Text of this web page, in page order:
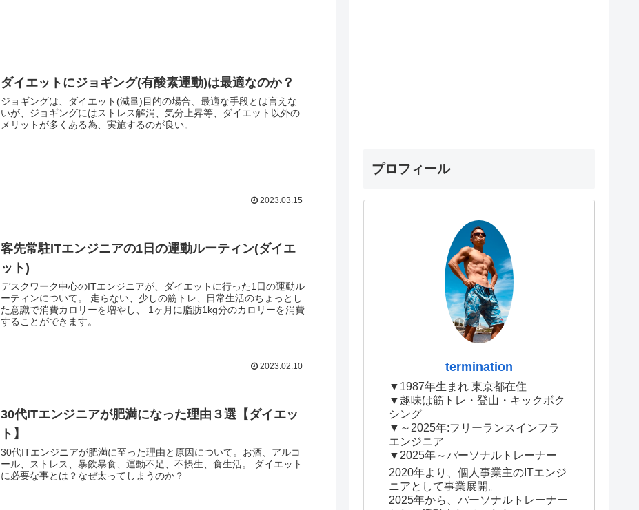
ダイエットにジョギング(有酸素運動)は最適なのか？
ジョギングは、ダイエット(減量)目的の場合、最適な手段とは言えな
いが、ジョギングにはストレス解消、気分上昇等、ダイエット以外の
メリットが多くある為、実施するのが良い。
2023.03.15
客先常駐ITエンジニアの1日の運動ルーティン(ダイエ
ット)
デスクワーク中心のITエンジニアが、ダイエットに行った1日の運動ル
ーティンについて。 走らない、少しの筋トレ、日常生活のちょっとし
た意識で消費カロリーを増やし、 1ヶ月に脂肪1kg分のカロリーを消費
することができます。
2023.02.10
30代ITエンジニアが肥満になった理由３選【ダイエッ
ト】
30代ITエンジニアが肥満に至った理由と原因について。お酒、アルコ
ール、ストレス、暴飲暴食、運動不足、不摂生、食生活。 ダイエット
に必要な事とは？なぜ太ってしまうのか？
プロフィール
termination
▼1987年生まれ 東京都在住
▼趣味は筋トレ・登山・キックボク
シング
▼～2025年:フリーランスインフラ
エンジニア
▼2025年～パーソナルトレーナー
2020年より、個人事業主のITエンジ
ニアとして事業展開。
2025年から、パーソナルトレーナー